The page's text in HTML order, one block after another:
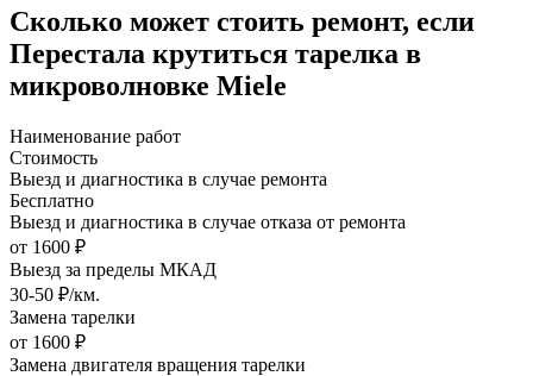
Сколько может стоить ремонт, если
Перестала крутиться тарелка в
микроволновке Miele
Наименование работ
Стоимость
Выезд и диагностика в случае ремонта
Бесплатно
Выезд и диагностика в случае отказа от ремонта
от 1600 ₽
Выезд за пределы МКАД
30-50 ₽/км.
Замена тарелки
от 1600 ₽
Замена двигателя вращения тарелки